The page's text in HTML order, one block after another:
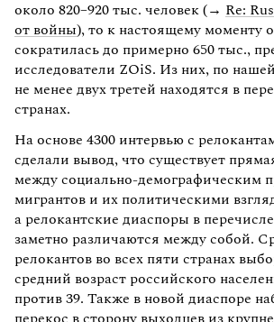
около 820–920 тыс. человек (→ Re:
от войны), то к настоящему моменту
сократилась до примерно 650 тыс.,
исследователи ZOiS. Из них, по
не менее двух третей находятся в
странах.
На основе 4300 интервью с
сделали вывод, что существует
между социально-демографическим
мигрантов и их политическими
а релокантские диаспоры в
заметно различаются между собой.
релокантов во всех пяти странах
средний возраст российского
против 39. Также в новой диаспоре